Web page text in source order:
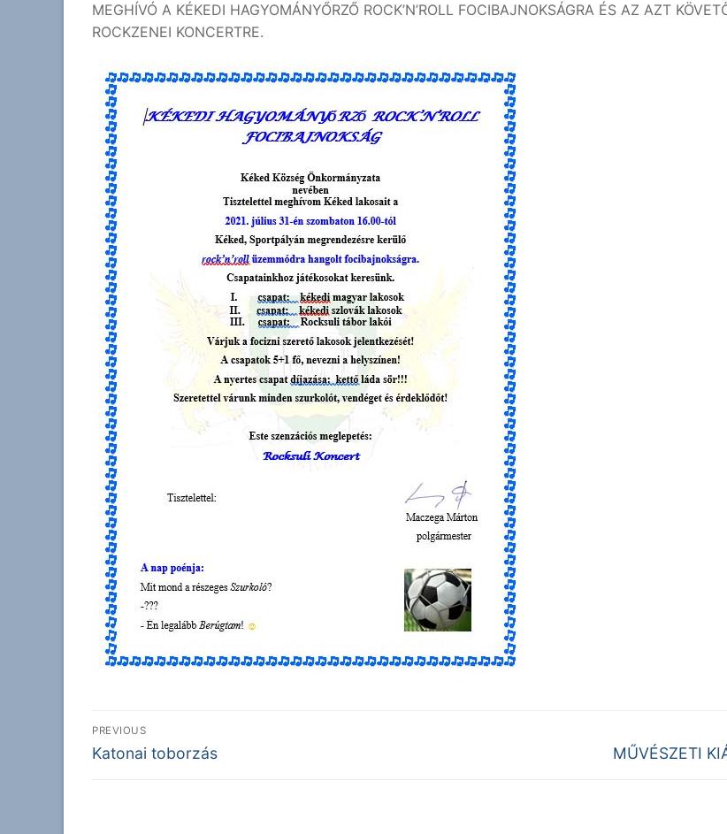
MEGHÍVÓ A KÉKEDI HAGYOMÁNYŐRZŐ ROCK’N’ROLL FOCIBAJNOKSÁGRA ÉS AZ AZT
ROCKZENEI KONCERTRE.
Bejegyzés
navigáció
PREVIOUS
Previous
Katonai toborzás
Next
MŰVÉSZETI